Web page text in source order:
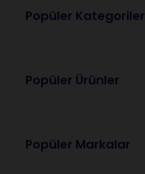
Popüler Kategoriler
Popüler Ürünler
Popüler Markalar